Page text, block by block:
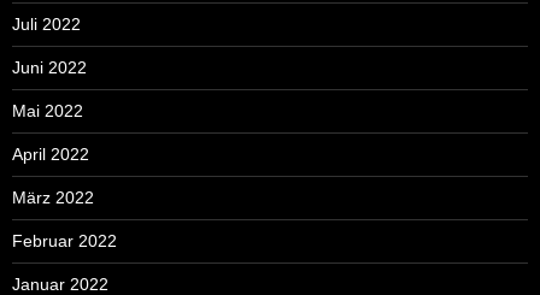
Juli 2022
Juni 2022
Mai 2022
April 2022
März 2022
Februar 2022
Januar 2022